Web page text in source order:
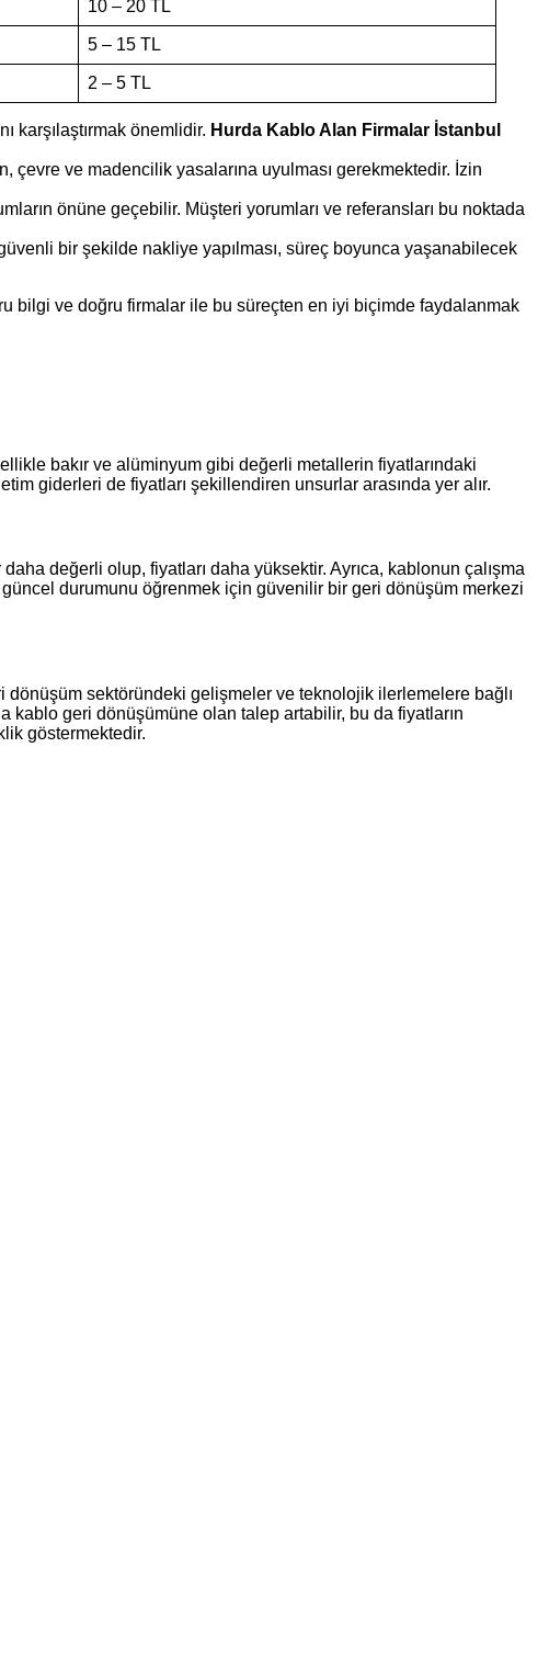
10 – 20 TL
5 – 15 TL
2 – 5 TL
karşılaştırmak önemlidir. Hurda Kablo Alan Firmalar İstanbul
çevre ve madencilik yasalarına uyulması gerekmektedir. İzin
önüne geçebilir. Müşteri yorumları ve referansları bu noktada
bir şekilde nakliye yapılması, süreç boyunca yaşanabilecek
bilgi ve doğru firmalar ile bu süreçten en iyi biçimde faydalanmak
bakır ve alüminyum gibi değerli metallerin fiyatlarındaki
giderleri de fiyatları şekillendiren unsurlar arasında yer alır.
değerli olup, fiyatları daha yüksektir. Ayrıca, kablonun çalışma
güncel durumunu öğrenmek için güvenilir bir geri dönüşüm merkezi
dönüşüm sektöründeki gelişmeler ve teknolojik ilerlemelere bağlı
geri dönüşümüne olan talep artabilir, bu da fiyatların
göstermektedir.